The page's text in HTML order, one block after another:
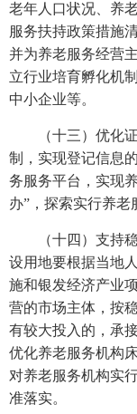
老年人口状况、养
服务扶持政策措施
并为养老服务经营
立行业培育孵化机
中小企业等。
（十三）优化
制，实现登记信息
务服务平台，实现
办”，探索实行养老
（十四）支持
设用地要根据当地
施和银发经济产业
营的市场主体，按
有较大投入的，承
优化养老服务机构
对养老服务机构实
准落实。